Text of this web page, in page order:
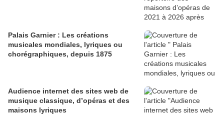
Palais Garnier : Les créations
musicales mondiales, lyriques ou
chorégraphiques, depuis 1875
Audience internet des sites web de
musique classique, d’opéras et des
maisons lyriques